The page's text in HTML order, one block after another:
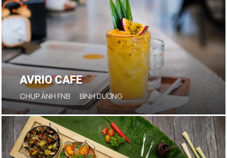
AVRIO CAFE
CHỤP ẢNH FNB BÌNH DƯƠNG